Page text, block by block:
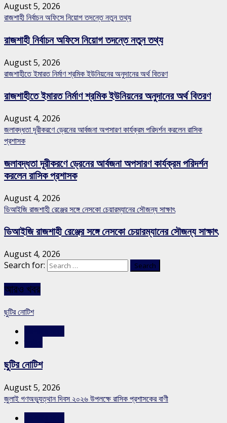
August 5, 2026
রাজশাহী নির্বাচন অফিসে নিয়োগ তদন্তে নতুন তথ্য
রাজশাহী নির্বাচন অফিসে নিয়োগ তদন্তে নতুন তথ্য
August 5, 2026
রাজশাহীতে ইমারত নির্মাণ শ্রমিক ইউনিয়নের অনুদানের অর্থ বিতরণ
রাজশাহীতে ইমারত নির্মাণ শ্রমিক ইউনিয়নের অনুদানের অর্থ বিতরণ
August 4, 2026
জলাবদ্ধতা দূরীকরণে ড্রেনের আর্বজনা অপসারণ কার্যক্রম পরিদর্শন করলেন রাসিক
প্রশাসক
জলাবদ্ধতা দূরীকরণে ড্রেনের আর্বজনা অপসারণ কার্যক্রম পরিদর্শন
করলেন রাসিক প্রশাসক
August 4, 2026
ডিআইজি রাজশাহী রেঞ্জের সঙ্গে নেসকো চেয়ারম্যানের সৌজন্য সাক্ষাৎ
ডিআইজি রাজশাহী রেঞ্জের সঙ্গে নেসকো চেয়ারম্যানের সৌজন্য সাক্ষাৎ
August 4, 2026
Search for:
আরও খবর
ছুটির নোটিশ
ছুটির নোটিশ
August 5, 2026
জুলাই গণঅভ্যুত্থান দিবস ২০২৬ উপলক্ষে রাসিক প্রশাসকের বাণী